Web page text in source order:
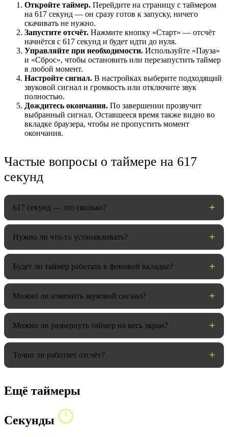
Звуки:
Громкость:
Откройте таймер. Перейдите на страницу с таймером
на 617 секунд — он сразу готов к запуску, ничего
скачивать не нужно.
Запустите отсчёт. Нажмите кнопку «Старт» — отсчёт
начнётся с 617 секунд и будет идти до нуля.
Управляйте при необходимости. Используйте «Пауза»
и «Сброс», чтобы остановить или перезапустить таймер
в любой момент.
Настройте сигнал. В настройках выберите подходящий
звуковой сигнал и громкость или отключите звук
полностью.
Дождитесь окончания. По завершении прозвучит
выбранный сигнал. Оставшееся время также видно во
вкладке браузера, чтобы не пропустить момент
окончания.
Частые вопросы о таймере на 617
секунд
617 секунд — это сколько?
Нужно ли что-то устанавливать?
Будет ли таймер работать в фоновой вкладке?
Можно ли изменить звуковой сигнал?
Можно ли развернуть таймер на весь экран?
Точно ли работает отсчёт?
Ещё таймеры
Секунды